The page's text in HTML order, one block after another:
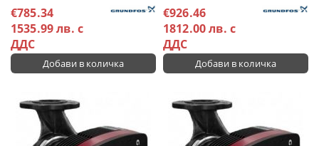
€785.34
1535.99 лв. с
ДДС
€926.46
1812.00 лв. с
ДДС